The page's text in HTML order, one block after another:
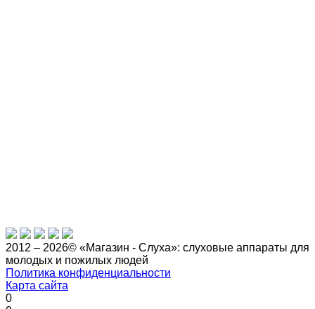
2012 – 2026© «Магазин - Слуха»: слуховые аппараты для
молодых и пожилых людей
Политика конфиденциальности
Карта сайта
0